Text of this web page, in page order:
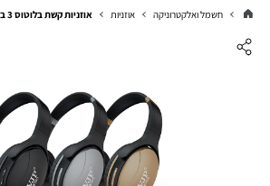
חשמל ואלקטרוניקה אוזניות אוזניות קשת בלוטוס 3 ב 1 VJP B350 אפור